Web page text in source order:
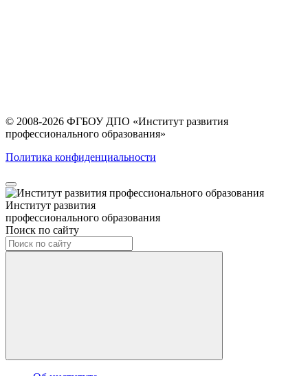
© 2008-2026 ФГБОУ ДПО «Институт развития
профессионального образования»
Политика конфиденциальности
Институт развития
профессионального образования
Поиск по сайту